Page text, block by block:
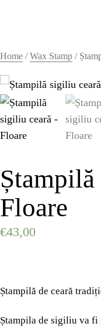
Home /Wax Stamp /
Floare
€43,00
Ștampilă de ceară
Ștampila de sigiliu va fi